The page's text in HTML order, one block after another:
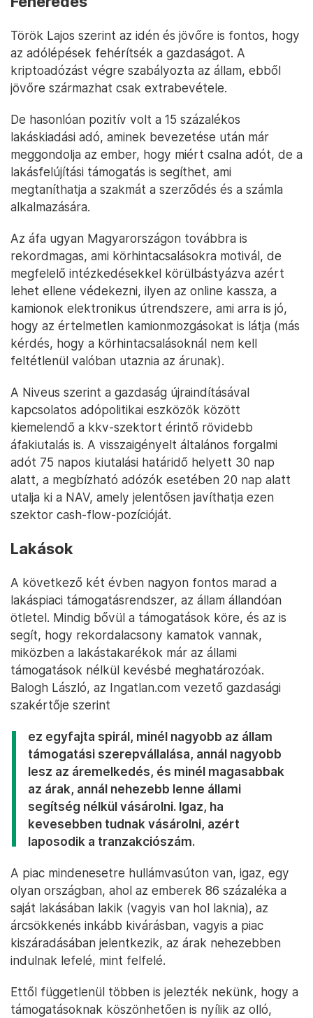
Török Lajos szerint az idén és jövőre is fontos, hogy
az adólépések fehérítsék a gazdaságot. A
kriptoadózást végre szabályozta az állam, ebből
jövőre származhat csak extrabevétele.
De hasonlóan pozitív volt a 15 százalékos
lakáskiadási adó, aminek bevezetése után már
meggondolja az ember, hogy miért csalna adót, de a
lakásfelújítási támogatás is segíthet, ami
megtaníthatja a szakmát a szerződés és a számla
alkalmazására.
Az áfa ugyan Magyarországon továbbra is
rekordmagas, ami körhintacsalásokra motivál, de
megfelelő intézkedésekkel körülbástyázva azért
lehet ellene védekezni, ilyen az online kassza, a
kamionok elektronikus útrendszere, ami arra is jó,
hogy az értelmetlen kamionmozgásokat is látja (más
kérdés, hogy a körhintacsalásoknál nem kell
feltétlenül valóban utaznia az árunak).
A Niveus szerint a gazdaság újraindításával
kapcsolatos adópolitikai eszközök között
kiemelendő a kkv-szektort érintő rövidebb
áfakiutalás is. A visszaigényelt általános forgalmi
adót 75 napos kiutalási határidő helyett 30 nap
alatt, a megbízható adózók esetében 20 nap alatt
utalja ki a NAV, amely jelentősen javíthatja ezen
szektor cash-flow-pozícióját.
Lakások
A következő két évben nagyon fontos marad a
lakáspiaci támogatásrendszer, az állam állandóan
ötletel. Mindig bővül a támogatások köre, és az is
segít, hogy rekordalacsony kamatok vannak,
miközben a lakástakarékok már az állami
támogatások nélkül kevésbé meghatározóak.
Balogh László, az Ingatlan.com vezető gazdasági
szakértője szerint
ez egyfajta spirál, minél nagyobb az állam
támogatási szerepvállalása, annál nagyobb
lesz az áremelkedés, és minél magasabbak
az árak, annál nehezebb lenne állami
segítség nélkül vásárolni. Igaz, ha
kevesebben tudnak vásárolni, azért
laposodik a tranzakciószám.
A piac mindenesetre hullámvasúton van, igaz, egy
olyan országban, ahol az emberek 86 százaléka a
saját lakásában lakik (vagyis van hol laknia), az
árcsökkenés inkább kivárásban, vagyis a piac
kiszáradásában jelentkezik, az árak nehezebben
indulnak lefelé, mint felfelé.
Ettől függetlenül többen is jelezték nekünk, hogy a
támogatásoknak köszönhetően is nyílik az olló,